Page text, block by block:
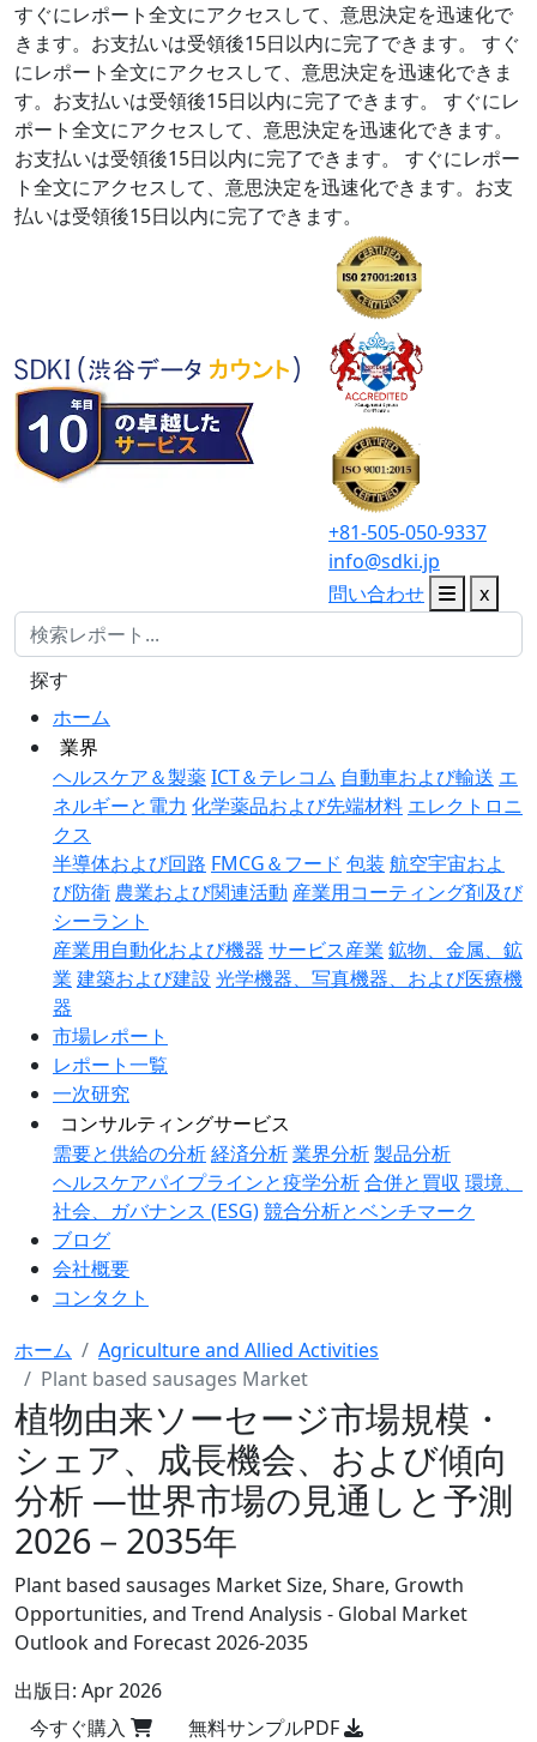
すぐにレポート全文にアクセスして、意思決定を迅速化で
きます。お支払いは受領後15日以内に完了できます。
すぐ
にレポート全文にアクセスして、意思決定を迅速化できま
す。お支払いは受領後15日以内に完了できます。
すぐにレ
ポート全文にアクセスして、意思決定を迅速化できます。
お支払いは受領後15日以内に完了できます。
すぐにレポー
ト全文にアクセスして、意思決定を迅速化できます。お支
払いは受領後15日以内に完了できます。
+81-505-050-9337
info@sdki.jp
問い合わせ
x
ホーム
業界
ヘルスケア＆製薬ICT＆テレコム 自動車および輸送 エ
ネルギーと電力 化学薬品および先端材料 エレクトロニ
クス
半導体および回路 FMCG＆フード 包装 航空宇宙およ
び防衛 農業および関連活動 産業用コーティング剤及び
シーラント
産業用自動化および機器 サービス産業 鉱物、金属、鉱
業 建築および建設 光学機器、写真機器、および医療機
器
市場レポート
レポート一覧
一次研究
コンサルティングサービス
需要と供給の分析経済分析業界分析製品分析
ヘルスケアパイプラインと疫学分析合併と買収 環境、
社会、ガバナンス (ESG)競合分析とベンチマーク
ブログ
会社概要
コンタクト
探す
ホーム
Agriculture and Allied Activities
Plant based sausages Market
植物由来ソーセージ市場規模・
シェア、成長機会、および傾向
分析 ―世界市場の見通しと予測
2026－2035年
Plant based sausages Market Size, Share, Growth
Opportunities, and Trend Analysis - Global Market
Outlook and Forecast 2026-2035
出版日: Apr 2026
今すぐ購入
無料サンプルPDF